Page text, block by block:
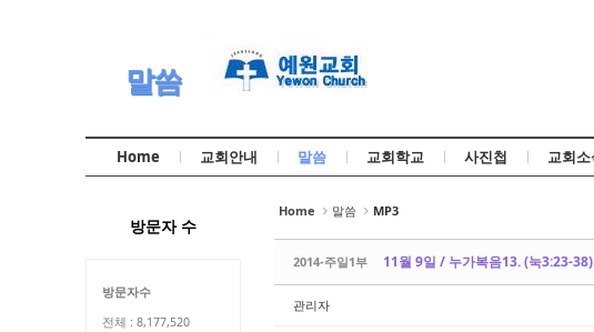
말씀
Home 교회안내 말씀 교회학교 사진첩 교회소
방문자 수
방문자수
전체 : 8,177,520
Home 말씀 MP3
2014-주일1부 11월 9일 / 누가복음13. (눅3:23-
관리자
Sketchbook5, 스케치북5
Sketchbook5, 스케치북5
Sketchbook5, 스케치북5
Sketchbook5, 스케치북5